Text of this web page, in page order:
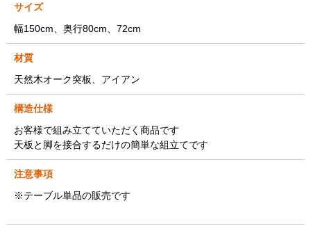
サイズ
幅150cm、奥行80cm、72cm
材質
天然木オーク突板、アイアン
構造仕様
お客様で組み立てていただく商品です
天板と脚を接合するだけの簡単な組立てです
注意事項
※テーブル単品の販売です